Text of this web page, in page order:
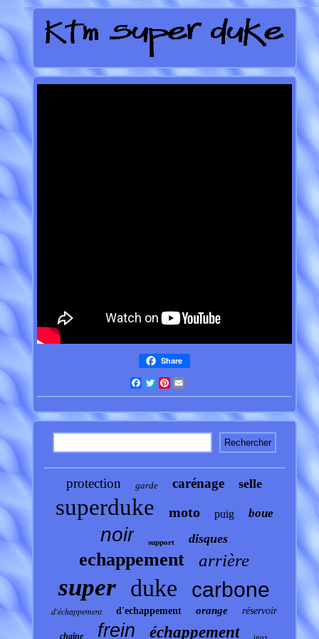
Share
Facebook
TwitterPinterest
protection garde carénage selle
superduke moto puig boue
noir support disques
echappement arrière
super duke carbone
d'échappement d'echappement orange réservoir
chaîne frein échappement inox